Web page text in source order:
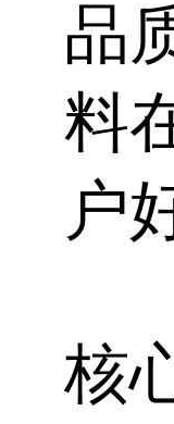
品
料
户
核